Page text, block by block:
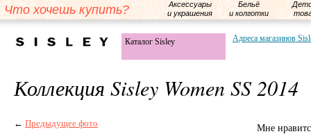
Что хочешь купить?
Аксессуары
и украшения
Бельё
и колготки
Каталог Sisley Адреса магазинов
Коллекция Sisley Women SS 2014
← Предыдущее фото Мне